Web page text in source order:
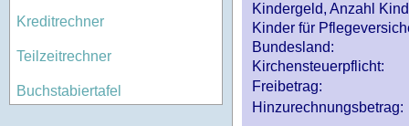
Kreditrechner
Teilzeitrechner
Buchstabiertafel
Kindergeld, Anzahl
Kinder für
Bundesland:
Kirchensteuerpflicht:
Freibetrag:
Hinzurechnungsbetrag: